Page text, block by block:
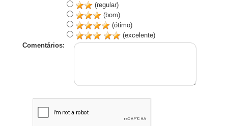
(regular)
(bom)
(ótimo)
(excelente)
Comentários: